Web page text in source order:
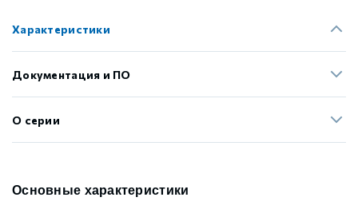
Характеристики
Документация и ПО
О серии
Основные характеристики